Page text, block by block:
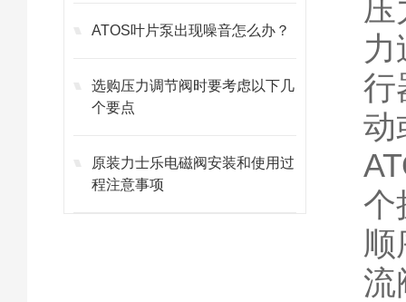
ATOS叶片泵出现噪音怎么办？
选购压力调节阀时要考虑以下几
个要点
原装力士乐电磁阀安装和使用过
程注意事项
行
动
个
顺
流